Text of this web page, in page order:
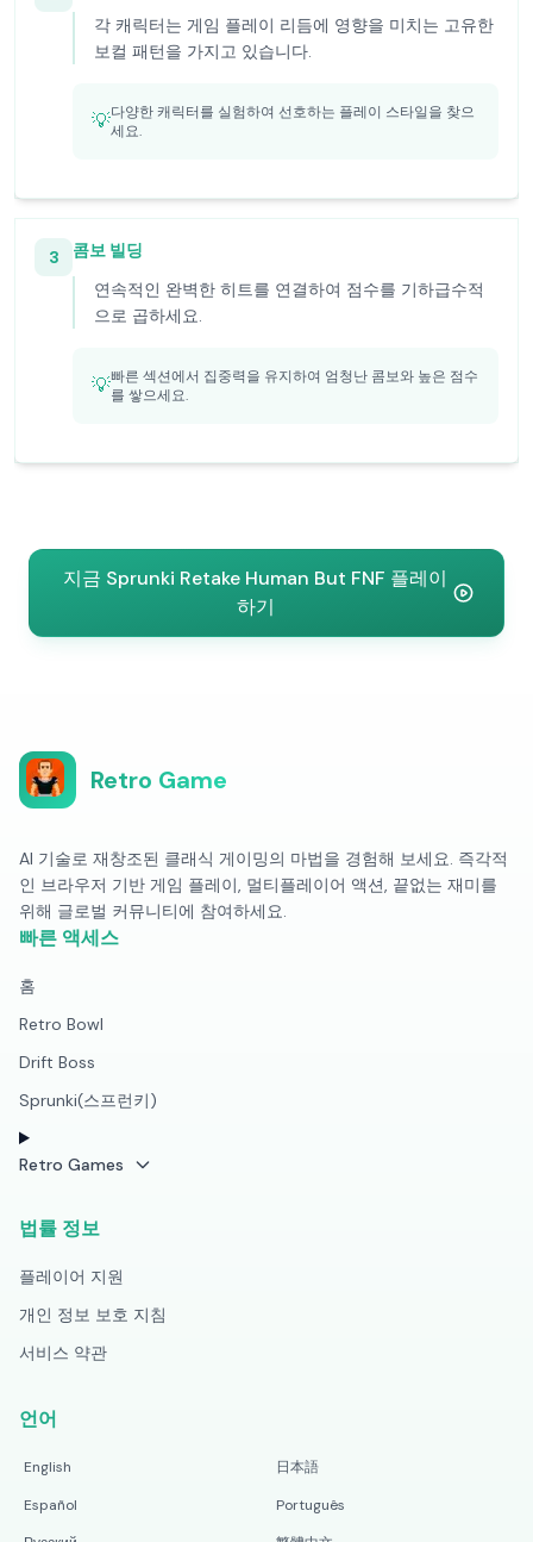
각 캐릭터는 게임 플레이 리듬에 영향을 미치는 고유한
보컬 패턴을 가지고 있습니다.
💡다양한 캐릭터를 실험하여 선호하는 플레이 스타일을 찾으
세요.
3
콤보 빌딩
연속적인 완벽한 히트를 연결하여 점수를 기하급수적
으로 곱하세요.
💡빠른 섹션에서 집중력을 유지하여 엄청난 콤보와 높은 점수
를 쌓으세요.
지금 Sprunki Retake Human But FNF 플레이
하기
Retro Game
AI 기술로 재창조된 클래식 게이밍의 마법을 경험해 보세요. 즉각적
인 브라우저 기반 게임 플레이, 멀티플레이어 액션, 끝없는 재미를
위해 글로벌 커뮤니티에 참여하세요.
빠른 액세스
홈
Retro Bowl
Drift Boss
Sprunki(스프런키)
Retro Games
법률 정보
플레이어 지원
개인 정보 보호 지침
서비스 약관
언어
English
日本語
Español
Português